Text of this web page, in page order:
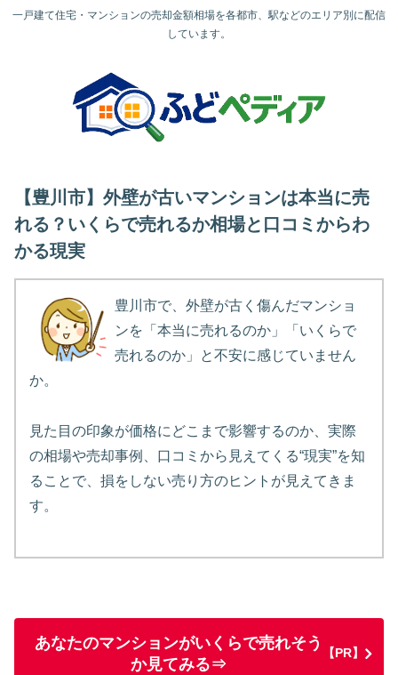
一戸建て住宅・マンションの売却金額相場を各都市、駅などのエリア別に配信
しています。
【豊川市】外壁が古いマンションは本当に売
れる？いくらで売れるか相場と口コミからわ
かる現実
豊川市で、外壁が古く傷んだマンショ
ンを「本当に売れるのか」「いくらで
売れるのか」と不安に感じていません
か。
見た目の印象が価格にどこまで影響するのか、実際
の相場や売却事例、口コミから見えてくる“現実”を知
ることで、損をしない売り方のヒントが見えてきま
す。
あなたのマンションがいくらで売れそう
か見てみる⇒
【PR】